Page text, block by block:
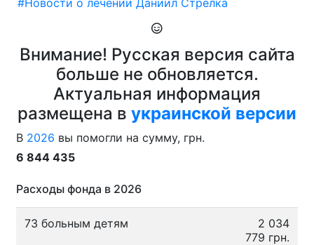
#Новости о лечении Даниил Стрелка
Внимание! Русская версия сайта
больше не обновляется.
Актуальная информация
размещена в украинской версии
В 2026 вы помогли на сумму, грн.
6 844 435
Расходы фонда в 2026
73 больным детям
2 034
779 грн.